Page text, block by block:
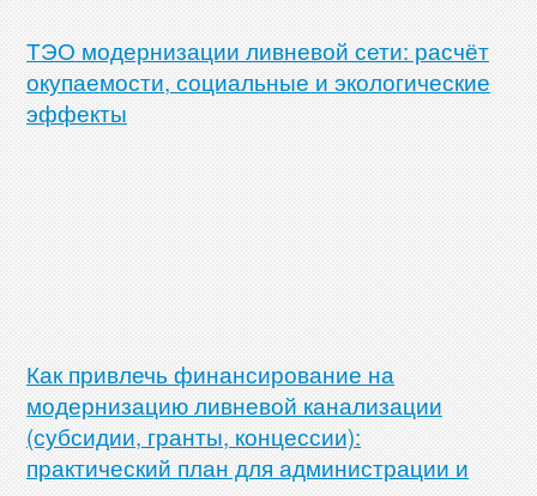
ТЭО модернизации ливневой сети: расчёт
окупаемости, социальные и экологические
эффекты
Как привлечь финансирование на
модернизацию ливневой канализации
(субсидии, гранты, концессии):
практический план для администрации и